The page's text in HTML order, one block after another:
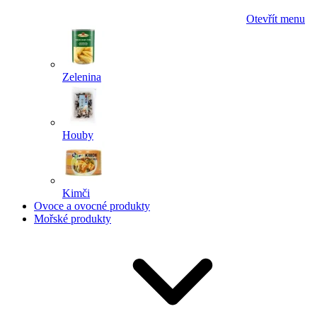
Otevřít menu
Zelenina
Houby
Kimči
Ovoce a ovocné produkty
Mořské produkty